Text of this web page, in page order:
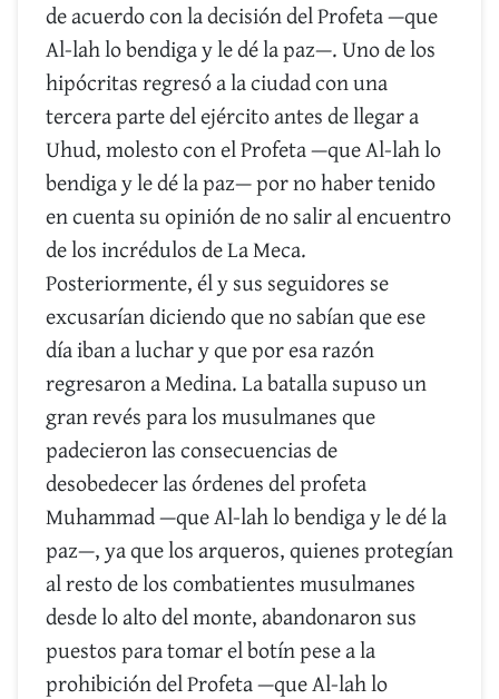
de acuerdo con la decisión del Profeta —que
Al-lah lo bendiga y le dé la paz—. Uno de los
hipócritas regresó a la ciudad con una
tercera parte del ejército antes de llegar a
Uhud, molesto con el Profeta —que Al-lah lo
bendiga y le dé la paz— por no haber tenido
en cuenta su opinión de no salir al encuentro
de los incrédulos de La Meca.
Posteriormente, él y sus seguidores se
excusarían diciendo que no sabían que ese
día iban a luchar y que por esa razón
regresaron a Medina. La batalla supuso un
gran revés para los musulmanes que
padecieron las consecuencias de
desobedecer las órdenes del profeta
Muhammad —que Al-lah lo bendiga y le dé la
paz—, ya que los arqueros, quienes protegían
al resto de los combatientes musulmanes
desde lo alto del monte, abandonaron sus
puestos para tomar el botín pese a la
prohibición del Profeta —que Al-lah lo